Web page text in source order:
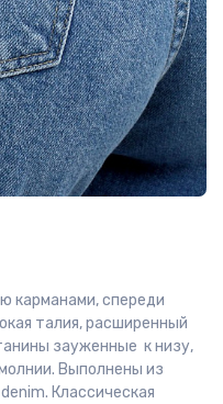
карманами, спереди
талия, расширенный
зауженные к низу,
Выполнены из
Классическая